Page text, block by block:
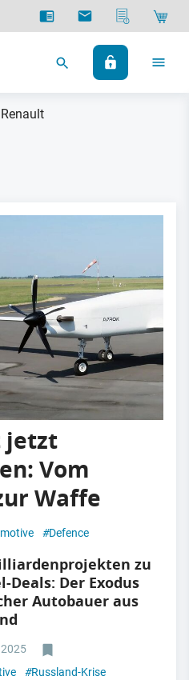
Renault
jetzt
Vom
Waffe
#Defence
zu
Deals: Der Exodus
Autobauer aus
#Russland-Krise